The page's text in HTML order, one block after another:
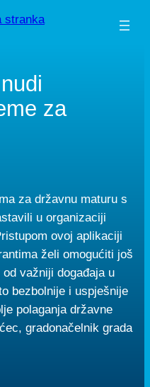
za
za državnu maturu s
u organizaciji
ovoj aplikaciji
želi omogućiti još
važniji događaja u
bezbolnije i uspješnije
polaganja državne
gradonačelnik grada